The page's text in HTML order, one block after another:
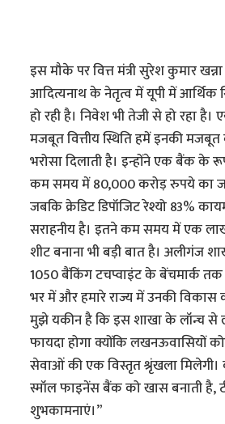
इस मौके पर वित्त मंत्री सुरेश कुमार
आदित्यनाथ के नेतृत्व में यूपी में आर्थिक
हो रही है। निवेश भी तेजी से हो रहा
मजबूत वित्तीय स्थिति हमें इनकी मजबूत
भरोसा दिलाती है। इन्होंने एक बैंक के
कम समय में 80,000 करोड़ रुपये का
जबकि क्रेडिट डिपॉजिट रेश्यो 83%
सराहनीय है। इतने कम समय में एक
शीट बनाना भी बड़ी बात है। अलीगंज
1050 बैंकिंग टचप्वाइंट के बेंचमार्क
भर में और हमारे राज्य में उनकी विकास
मुझे यकीन है कि इस शाखा के लॉन्च
फायदा होगा क्योंकि लखनऊवासियों
सेवाओं की एक विस्तृत श्रृंखला
स्मॉल फाइनेंस बैंक को खास बनाती है,
शुभकामनाएं।”